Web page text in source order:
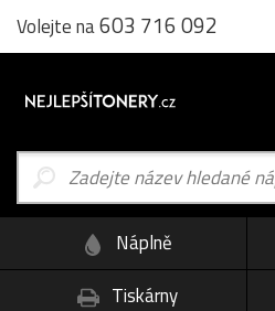
Volejte na603 716 092
Náplně
Tiskárny